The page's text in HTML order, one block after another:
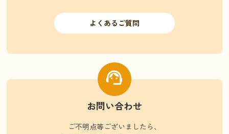
よくあるご質問
お問い合わせ
ご不明点等ございましたら、